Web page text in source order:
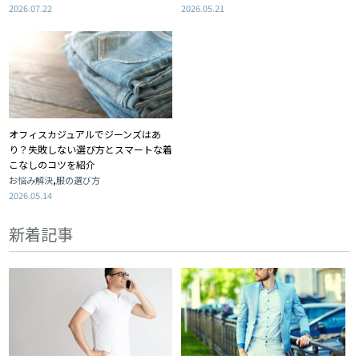
2026.07.22
2026.05.21
オフィスカジュアルでジーンズはあ
り？失敗しない選び方とスマートな着
こなしのコツを紹介
お悩み解決,服の選び方
2026.05.14
新着記事